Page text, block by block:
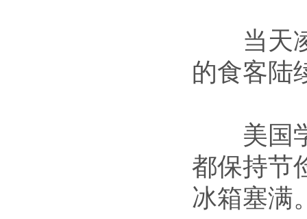
当天凌
的食客陆
美国学
都保持节
冰箱塞满